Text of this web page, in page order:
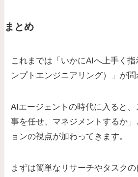
まとめ
これまでは「いかにAIへ上手く指
ンプトエンジニアリング）」が問
AIエージェントの時代に入ると
事を任せ、マネジメントするか
ョンの視点が加わってきます。
まずは簡単なリサーチやタスク